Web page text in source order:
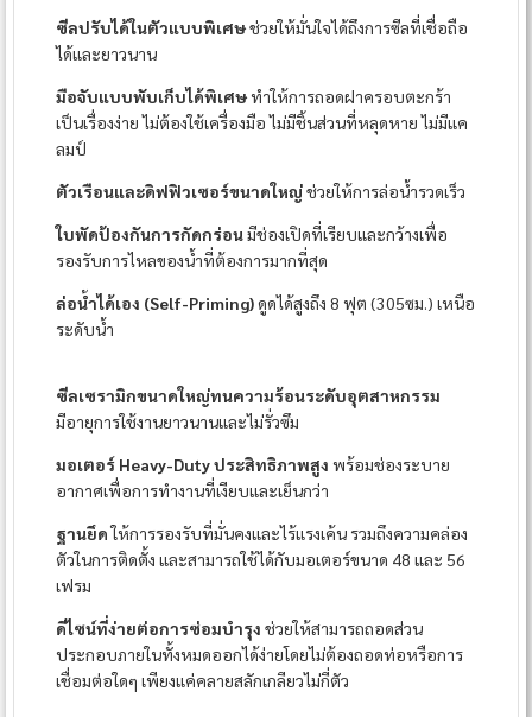
ซีลปรับได้ในตัวแบบพิเศษช่วยให้มั่นใจได้ถึงการซีลที่เชื่อถือ
ได้และยาวนาน
มือจับแบบพับเก็บได้พิเศษทำให้การถอดฝาครอบตะกร้า
เป็นเรื่องง่าย ไม่ต้องใช้เครื่องมือ ไม่มีชิ้นส่วนที่หลุดหาย ไม่มีแค
ลมป์
ตัวเรือนและดิฟฟิวเซอร์ขนาดใหญ่ช่วยให้การล่อน้ำรวดเร็ว
ใบพัดป้องกันการกัดกร่อนมีช่องเปิดที่เรียบและกว้างเพื่อ
รองรับการไหลของน้ำที่ต้องการมากที่สุด
ล่อน้ำได้เอง (Self-Priming)ดูดได้สูงถึง 8 ฟุต (305ซม.) เหนือ
ระดับน้ำ
ซีลเซรามิกขนาดใหญ่ทนความร้อนระดับอุตสาหกรรม
มีอายุการใช้งานยาวนานและไม่รั่วซึม
มอเตอร์ Heavy-Duty ประสิทธิภาพสูง พร้อมช่องระบาย
อากาศเพื่อการทำงานที่เงียบและเย็นกว่า
ฐานยึดให้การรองรับที่มั่นคงและไร้แรงเค้น รวมถึงความคล่อง
ตัวในการติดตั้ง และสามารถใช้ได้กับมอเตอร์ขนาด 48 และ 56
เฟรม
ดีไซน์ที่ง่ายต่อการซ่อมบำรุง ช่วยให้สามารถถอดส่วน
ประกอบภายในทั้งหมดออกได้ง่ายโดยไม่ต้องถอดท่อหรือการ
เชื่อมต่อใดๆ เพียงแค่คลายสลักเกลียวไม่กี่ตัว